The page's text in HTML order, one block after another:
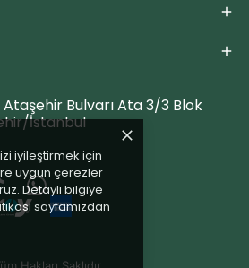
iyileştirmek için
uygun çerezler
Detaylı bilgiye
sayfamızdan
Bulvarı Ata 3/3 Blok
İstanbul